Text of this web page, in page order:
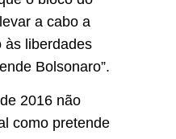
a cabo a
às liberdades
Bolsonaro”.
2016 não
como pretende